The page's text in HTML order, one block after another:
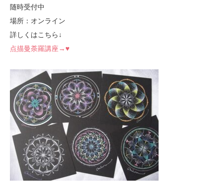
随時受付中
場所：オンライン
詳しくはこちら↓
点描曼荼羅講座→♥